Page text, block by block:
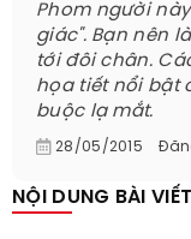
Phom người
giác". Bạn nên
tới đôi chân.
họa tiết nổi bật
buộc lạ mắt.
28/05/2015
NỘI DUNG BÀI VIẾT